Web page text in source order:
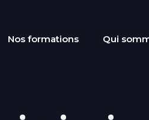
Nos formations Qui